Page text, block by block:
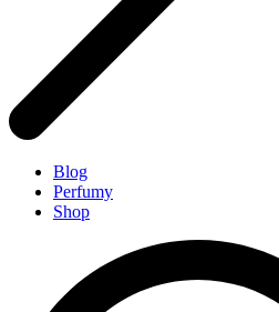
Blog
Perfumy
Shop